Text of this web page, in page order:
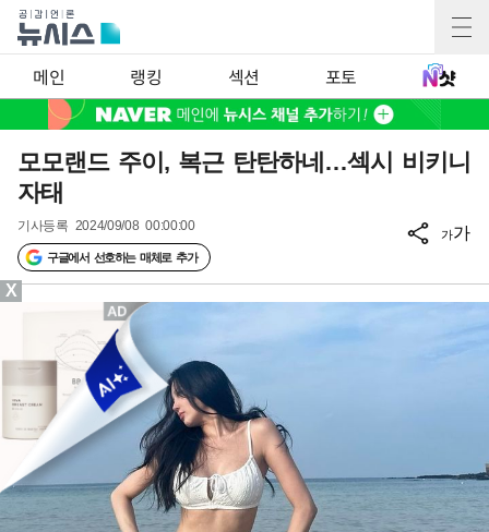
메인 랭킹 섹션 포토
모모랜드 주이, 복근 탄탄하네…섹시 비키니
자태
기사등록 2024/09/08 00:00:00
구글에서 선호하는 매체로 추가
가가
X